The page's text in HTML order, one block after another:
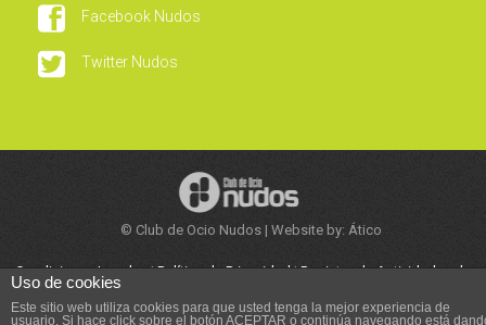
 Facebook Nudos
 Twitter Nudos
© Club de Ocio Nudos | Website by: Ático
Condiciones Legales|Política de Privacidad|Registro de Actividades de
Uso de cookies
Este sitio web utiliza cookies para que usted tenga la mejor experiencia de
usuario. Si hace click sobre el botón ACEPTAR o continúa navegando está